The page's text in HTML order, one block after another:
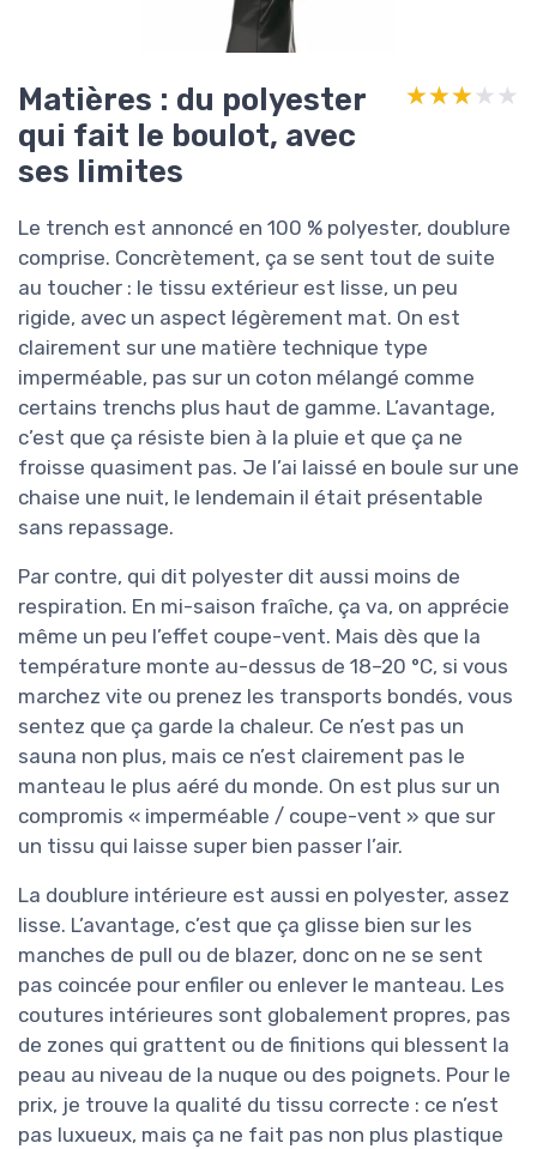
Matières : du polyester
qui fait le boulot, avec
ses limites
★★★★★
★★★★★
Le trench est annoncé en 100 % polyester, doublure
comprise. Concrètement, ça se sent tout de suite
au toucher : le tissu extérieur est lisse, un peu
rigide, avec un aspect légèrement mat. On est
clairement sur une matière technique type
imperméable, pas sur un coton mélangé comme
certains trenchs plus haut de gamme. L’avantage,
c’est que ça résiste bien à la pluie et que ça ne
froisse quasiment pas. Je l’ai laissé en boule sur une
chaise une nuit, le lendemain il était présentable
sans repassage.
Par contre, qui dit polyester dit aussi moins de
respiration. En mi-saison fraîche, ça va, on apprécie
même un peu l’effet coupe-vent. Mais dès que la
température monte au-dessus de 18–20 °C, si vous
marchez vite ou prenez les transports bondés, vous
sentez que ça garde la chaleur. Ce n’est pas un
sauna non plus, mais ce n’est clairement pas le
manteau le plus aéré du monde. On est plus sur un
compromis « imperméable / coupe-vent » que sur
un tissu qui laisse super bien passer l’air.
La doublure intérieure est aussi en polyester, assez
lisse. L’avantage, c’est que ça glisse bien sur les
manches de pull ou de blazer, donc on ne se sent
pas coincée pour enfiler ou enlever le manteau. Les
coutures intérieures sont globalement propres, pas
de zones qui grattent ou de finitions qui blessent la
peau au niveau de la nuque ou des poignets. Pour le
prix, je trouve la qualité du tissu correcte : ce n’est
pas luxueux, mais ça ne fait pas non plus plastique